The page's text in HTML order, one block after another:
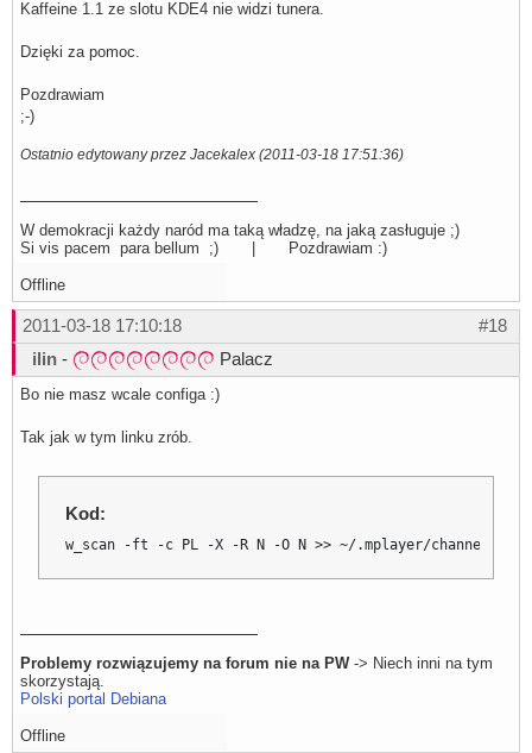
Kaffeine 1.1 ze slotu KDE4 nie widzi tunera.
Dzięki za pomoc.
Pozdrawiam
;-)
Ostatnio edytowany przez Jacekalex (2011-03-18 17:51:36)
W demokracji każdy naród ma taką władzę, na jaką zasługuje ;)
Si vis pacem para bellum ;) | Pozdrawiam :)
Offline
#18
2011-03-18 17:10:18
ilin - Palacz
Bo nie masz wcale configa :)
Tak jak w tym linku zrób.
Kod:
w_scan -ft -c PL -X -R N -O N >> ~/.mplayer/
Problemy rozwiązujemy na forum nie na PW-> Niech inni na tym
skorzystają.
Polski portal Debiana
Offline